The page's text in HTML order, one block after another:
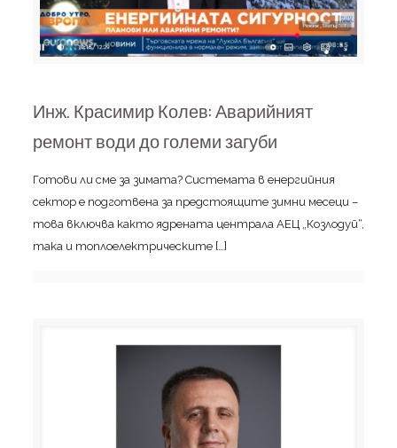
Инж. Красимир Колев: Аварийният
ремонт води до големи загуби
Готови ли сме за зимата? Системата в енергийния
сектор е подготвена за предстоящите зимни месеци –
това включва както ядрената централа АЕЦ „Козлодуй“,
така и топлоелектрическите[…]